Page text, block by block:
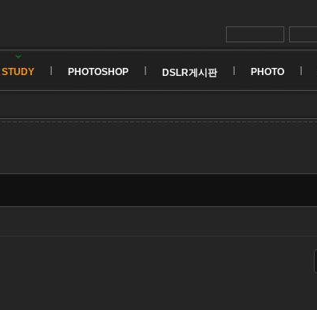
STUDY PHOTOSHOP DSLR게시판 PHOTO